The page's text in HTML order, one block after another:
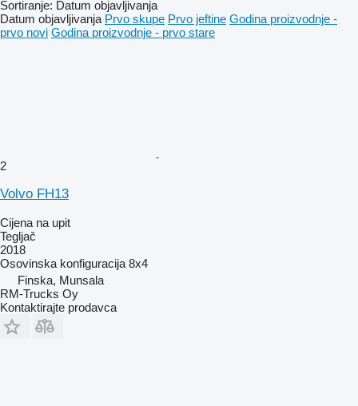
Sortiranje: Datum objavljivanja
Datum objavljivanja Prvo skupe Prvo jeftine Godina proizvodnje -
prvo novi Godina proizvodnje - prvo stare
2
Volvo FH13
Cijena na upit
Tegljač
2018
Osovinska konfiguracija 8x4
Finska, Munsala
RM-Trucks Oy
Kontaktirajte prodavca